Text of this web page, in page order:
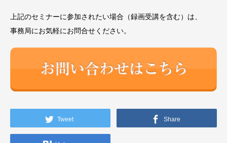
上記のセミナーに参加されたい場合（録画受講を含む）は、
事務局にお気軽にお問合せください。
Tweet Share